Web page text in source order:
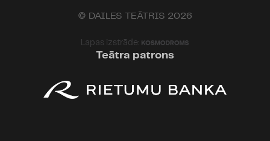
© DAILES TEĀTRIS 2026
Lapas izstrāde:
Teātra patrons